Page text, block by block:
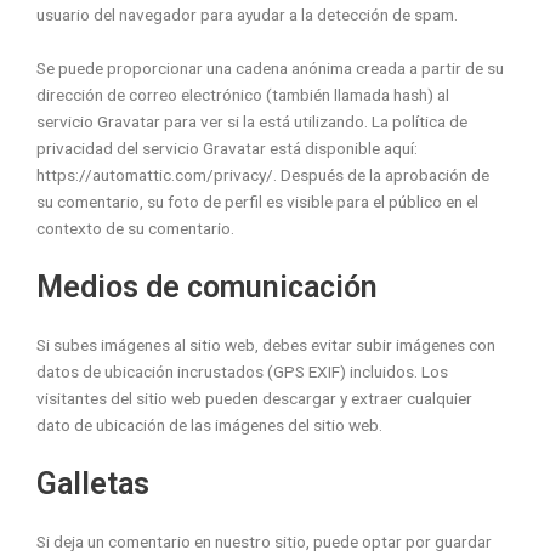
usuario del navegador para ayudar a la detección de spam.
Se puede proporcionar una cadena anónima creada a partir de su
dirección de correo electrónico (también llamada hash) al
servicio Gravatar para ver si la está utilizando. La política de
privacidad del servicio Gravatar está disponible aquí:
https://automattic.com/privacy/. Después de la aprobación de
su comentario, su foto de perfil es visible para el público en el
contexto de su comentario.
Medios de comunicación
Si subes imágenes al sitio web, debes evitar subir imágenes con
datos de ubicación incrustados (GPS EXIF) incluidos. Los
visitantes del sitio web pueden descargar y extraer cualquier
dato de ubicación de las imágenes del sitio web.
Galletas
Si deja un comentario en nuestro sitio, puede optar por guardar